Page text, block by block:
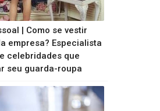
| Como se vestir
empresa? Especialista
celebridades que
seu guarda-roupa